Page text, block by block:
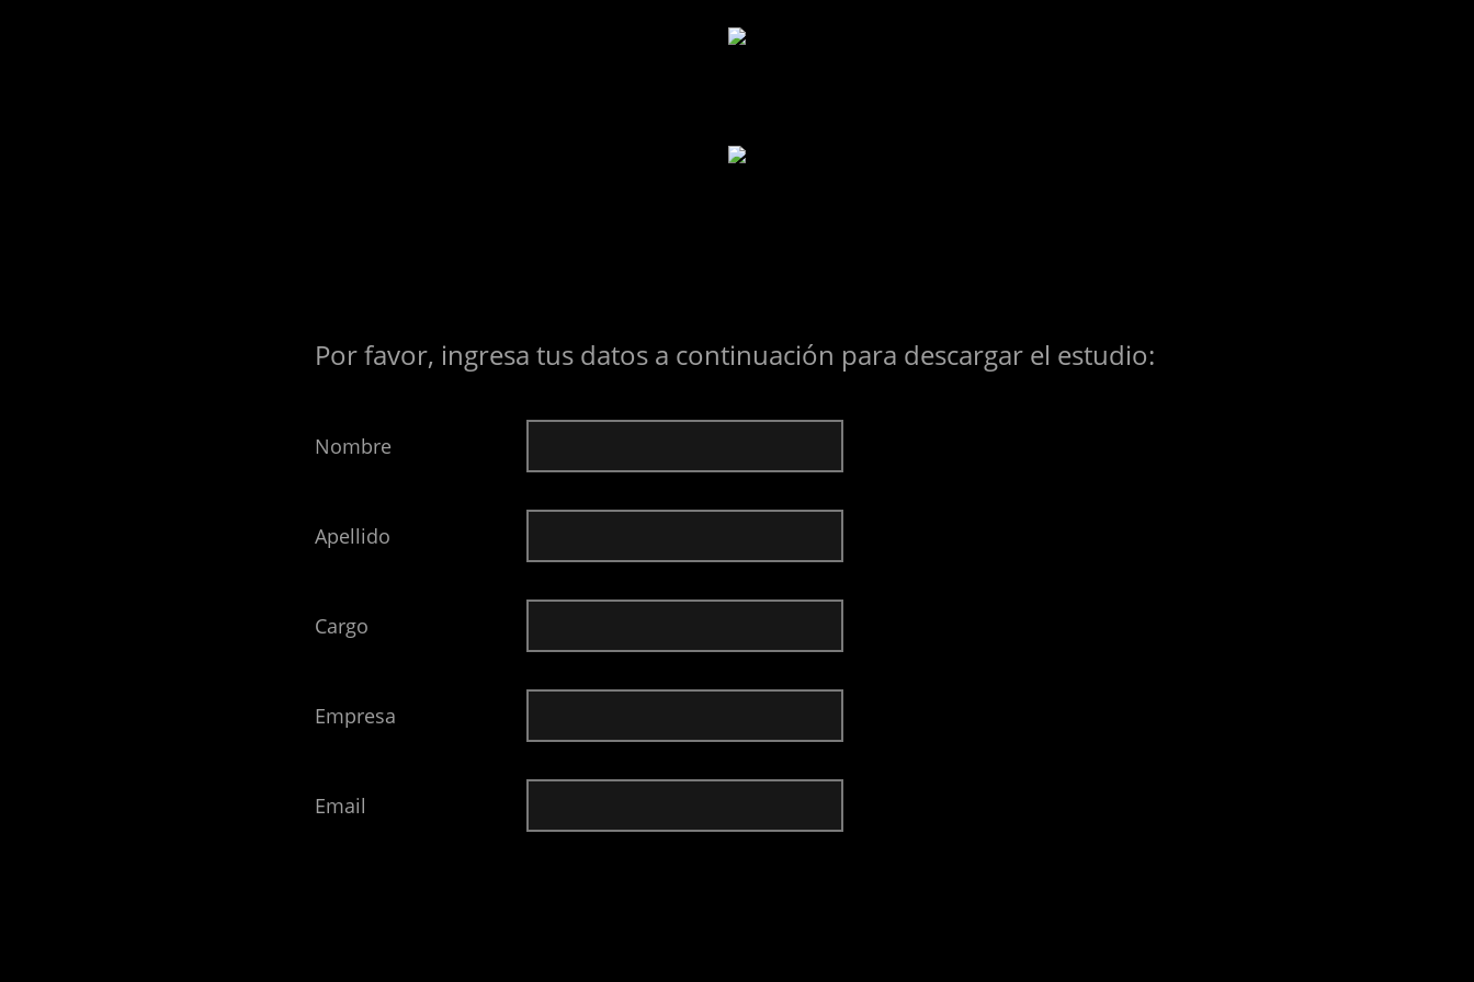
Por favor, ingresa tus datos a continuación para descargar el estudio:
Nombre
Apellido
Cargo
Empresa
Email